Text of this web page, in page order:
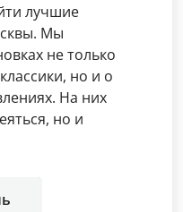
лучшие
Мы
не только
но и о
На них
но и